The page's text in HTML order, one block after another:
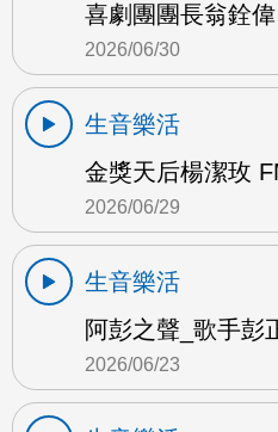
喜劇團團長翁銓
2026/06/30
生音樂活
金獎天后楊潔玫
2026/06/29
生音樂活
阿彭之聲_歌手彭
2026/06/23